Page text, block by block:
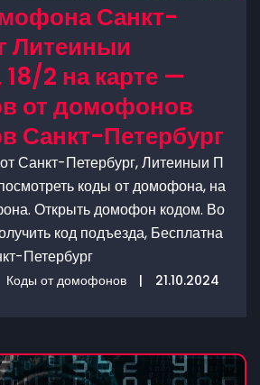
Санкт-
Литеиныи
18/2 на карте —
от домофонов
Санкт-Петербург
Санкт-Петербург, Литеиныи П
коды от домофона, на
Открыть домофон кодом. Во
код подъезда, Бесплатна
Петербург
Коды от домофонов | 21.10.2024